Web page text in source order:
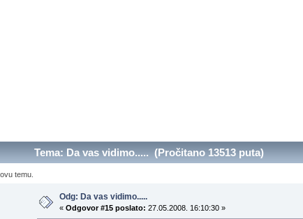
Tema: Da vas vidimo..... (Pročitano 13513 puta)
temu.
Odg: Da vas vidimo.....
«Odgovor #15 poslato: 27.05.2008. 16:10:30 »